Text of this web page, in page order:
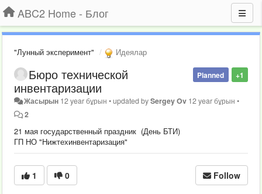
ABC2 Home - Блог
"Лунный эксперимент" Идеялар
+1
Planned
Бюро технической
инвентаризации
Жасырын 12 year бұрын •updated bySergey Ov 12 year бұрын •
2
21 мая государственный праздник (День БТИ)
ГП НО "Нижтехинвентаризация"
1 0 Follow